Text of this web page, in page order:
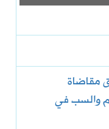
مقاضاة
والسب في